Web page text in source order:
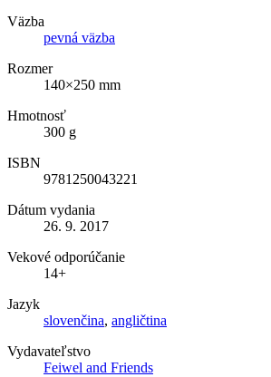
Väzba
pevná väzba
Rozmer
140×250 mm
Hmotnosť
300 g
ISBN
9781250043221
Dátum vydania
26. 9. 2017
Vekové odporúčanie
14+
Jazyk
slovenčina, angličtina
Vydavateľstvo
Feiwel and Friends